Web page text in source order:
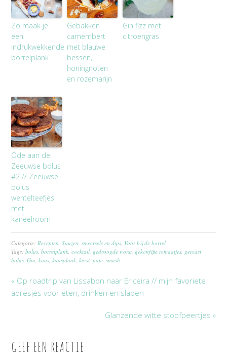
Zo maak je
een
indrukwekkende
borrelplank
Gebakken
camembert
met blauwe
bessen,
honingnoten
en rozemarijn
Gin fizz met
citroengras
Ode aan de
Zeeuwse bolus
#2 // Zeeuwse
bolus
wentelteefjes
met
kaneelroom
Categorie:Recepten,Sauzen, smeersels en dips, Voor bij de borrel
Tags:bolus,borrelplank,cocktail, gedroogde worst, gekonfijte tomaatjes, getoast
bolus,Gin,kaas,kaasplank,kerst,pate,smash
« Op roadtrip van Lissabon naar Ericeira // mijn favoriete
adresjes voor eten, drinken en slapen
Glanzende witte stoofpeertjes »
GEEF EEN REACTIE